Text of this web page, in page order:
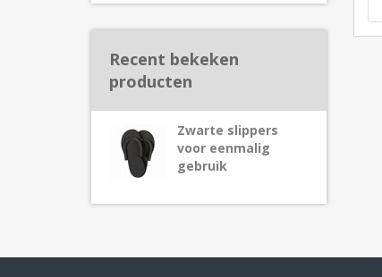
Recent bekeken
producten
Zwarte slippers
voor eenmalig
gebruik